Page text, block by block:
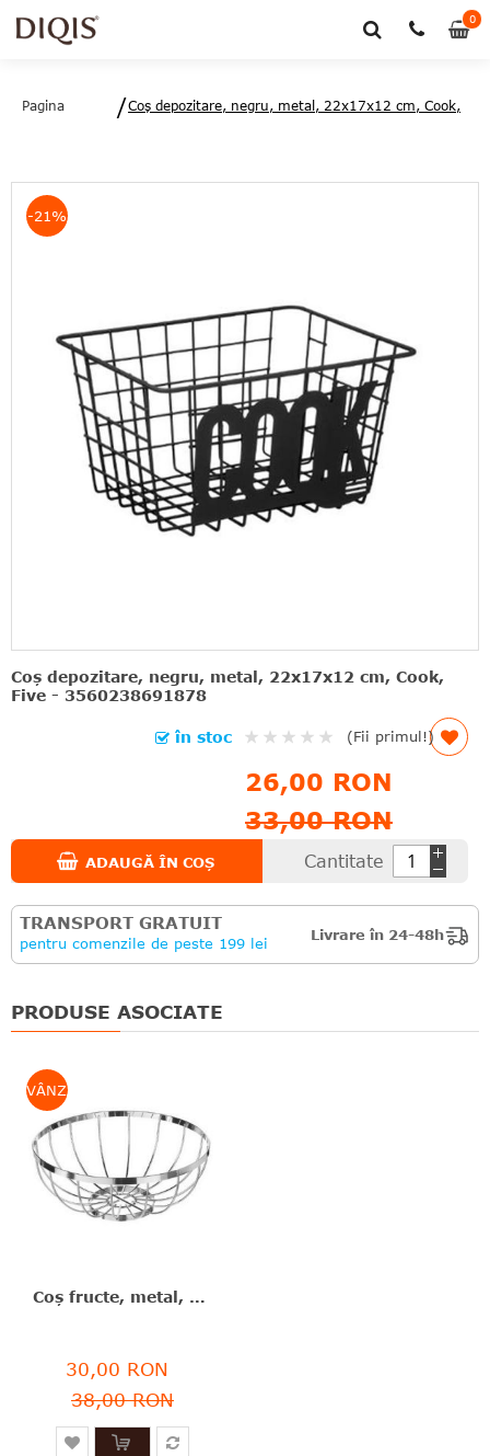
00
Pagina
Coş depozitare, negru, metal, 22x17x12 cm, Cook,
Coş depozitare, negru, metal, 22x17x12 cm, Cook,
Five - 3560238691878
Rating:
(Fii primul!)
în stoc
26,00 RON
33,00 RON
Cantitate
ADAUGĂ ÎN COȘ
TRANSPORT GRATUIT
pentru comenzile de peste 199 lei
Livrare în 24-48h
PRODUSE ASOCIATE
VÂNZARE
Coş fructe, metal, argintiu, 31x13 cm, Secret de Gourmet - 3560239374206
30,00 RON
38,00 RON
-21%